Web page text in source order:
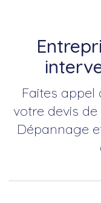
Faites appel
votre devis
Dépannage